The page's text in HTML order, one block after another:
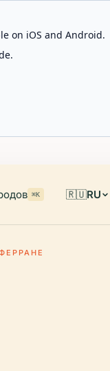
on iOS and Android.
⌘K 🇷🇺RU